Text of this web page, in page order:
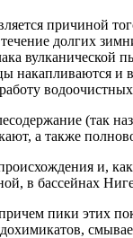
причиной
долгих
вулканической
и
а также
и,
в бассейнах
пики этих